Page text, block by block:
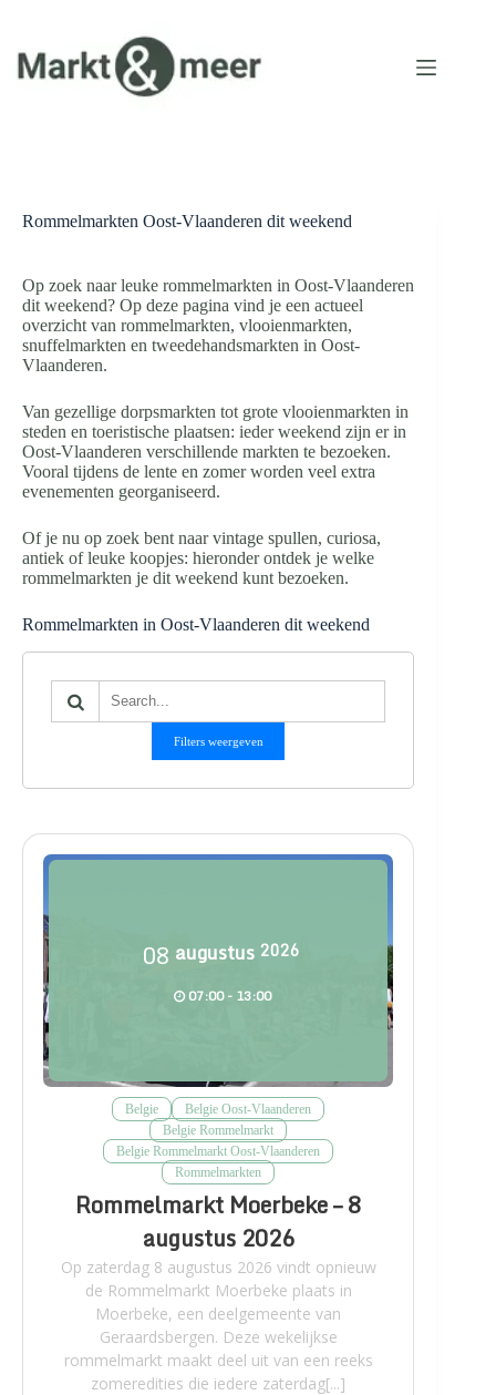
de
inhoud
Rommelmarkten Oost-Vlaanderen dit weekend
Op zoek naar leuke rommelmarkten in Oost-Vlaanderen
dit weekend? Op deze pagina vind je een actueel
overzicht van rommelmarkten, vlooienmarkten,
snuffelmarkten en tweedehandsmarkten in Oost-
Vlaanderen.
Van gezellige dorpsmarkten tot grote vlooienmarkten in
steden en toeristische plaatsen: ieder weekend zijn er in
Oost-Vlaanderen verschillende markten te bezoeken.
Vooral tijdens de lente en zomer worden veel extra
evenementen georganiseerd.
Of je nu op zoek bent naar vintage spullen, curiosa,
antiek of leuke koopjes: hieronder ontdek je welke
rommelmarkten je dit weekend kunt bezoeken.
Rommelmarkten in Oost-Vlaanderen dit weekend
Filters weergeven
08 augustus 2026
07:00 - 13:00
Belgie
Belgie Oost-Vlaanderen
Belgie Rommelmarkt
Belgie Rommelmarkt Oost-Vlaanderen
Rommelmarkten
Rommelmarkt Moerbeke – 8
augustus 2026
Op zaterdag 8 augustus 2026 vindt opnieuw
de Rommelmarkt Moerbeke plaats in
Moerbeke, een deelgemeente van
Geraardsbergen. Deze wekelijkse
rommelmarkt maakt deel uit van een reeks
zomeredities die iedere zaterdag[...]